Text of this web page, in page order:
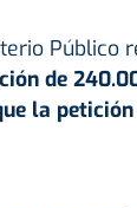
Público
de
la